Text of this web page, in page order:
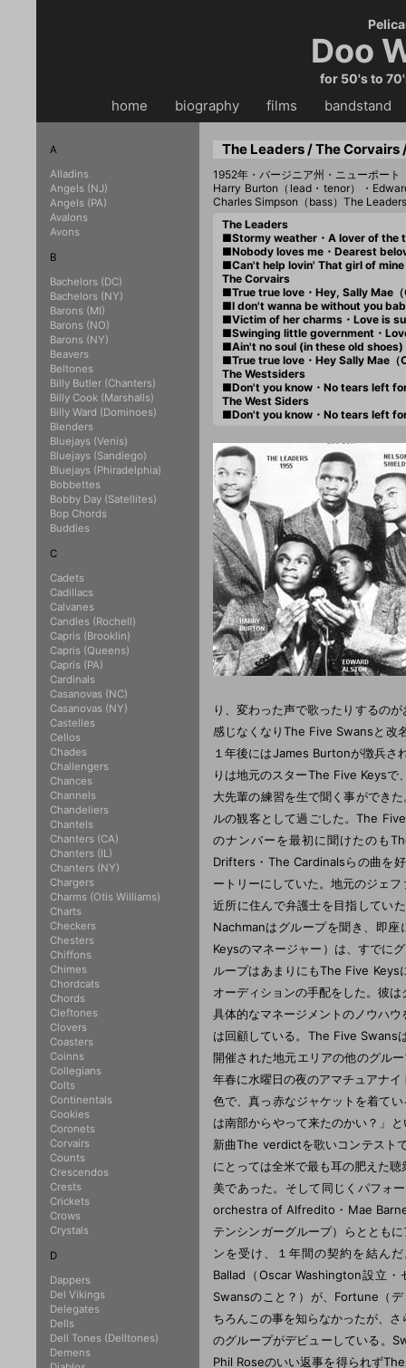
Doo
for 50's to
home biography・・ films bandstand
The Leaders / The Corvairs
1952年・バージニア州・ニューポート
Harry Burton（lead・tenor）・
Charles Simpson（bass）The Leaders
The Leaders
■Stormy weather・A lover of the
■Nobody loves me・Dearest
■Can't help lovin' That girl of
The Corvairs
■True true love・Hey, Sally Mae
■I don't wanna be without you
■Victim of her charms・Love is
■Swinging little government・
■Ain't no soul (in these old
■True true love・Hey Sally Mae
The Westsiders
■Don't you know・No tears left
The West Siders
■Don't you know・No tears left
り、変わった声で歌ったりするの
感じなくなりThe Five Swansと改
１年後にはJames Burtonが徴兵さ
りは地元のスターThe Five Keysで
大先輩の練習を生で聞く事ができ
ルの観客として過ごした。The
のナンバーを最初に聞けたのも
Drifters・The Cardinalsらの曲を
ートリーにしていた。地元のジェ
近所に住んで弁護士を目指してい
Nachmanはグループを聞き、即
Keysのマネージャー）は、すでに
ループはあまりにもThe Five
オーディションの手配をした。彼
具体的なマネージメントのノウハ
は回顧している。The Five Swans
開催された地元エリアの他のグル
年春に水曜日の夜のアマチュアナ
色で、真っ赤なジャケットを着て
は南部からやって来たのかい？」
新曲The verdictを歌いコンテスト
にとっては全米で最も耳の肥えた
美であった。そして同じくパフォ
orchestra of Alfredito・Mae
テンシンガーグループ）らととも
ンを受け、１年間の契約を結ん
Ballad（Oscar Washington設立
Swansのこと？）が、Fortune（
ちろんこの事を知らなかったが、
のグループがデビューしている。
Phil Roseのいい返事を得られず
A
Alladins
Angels (NJ)
Angels (PA)
Avalons
Avons
B
Bachelors (DC)
Bachelors (NY)
Barons (MI)
Barons (NO)
Barons (NY)
Beavers
Beltones
Billy Butler (Chanters)
Billy Cook (Marshalls)
Billy Ward (Dominoes)
Blenders
Bluejays (Venis)
Bluejays (Sandiego)
Bluejays (Phiradelphia)
Bobbettes
Bobby Day (Satellites)
Bop Chords
Buddies
C
Cadets
Cadillacs
Calvanes
Candles (Rochell)
Capris (Brooklin)
Capris (Queens)
Capris (PA)
Cardinals
Casanovas (NC)
Casanovas (NY)
Castelles
Cellos
Chades
Challengers
Chances
Channels
Chandeliers
Chantels
Chanters (CA)
Chanters (IL)
Chanters (NY)
Chargers
Charms (Otis Williams)
Charts
Checkers
Chesters
Chiffons
Chimes
Chordcats
Chords
Cleftones
Clovers
Coasters
Coinns
Collegians
Colts
Continentals
Cookies
Coronets
Corvairs
Counts
Crescendos
Crests
Crickets
Crows
Crystals
D
Dappers
Del Vikings
Delegates
Dells
Dell Tones (Delltones)
Demens